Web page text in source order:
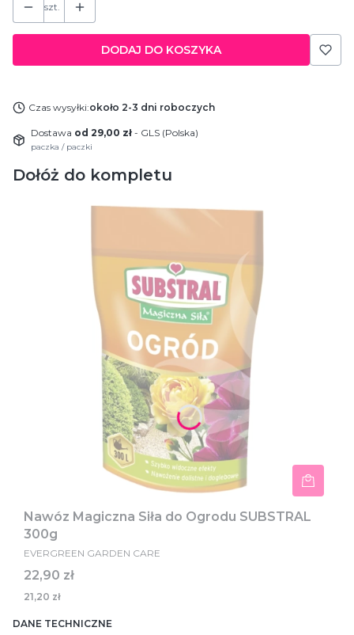
szt.
DODAJ DO KOSZYKA
Czas wysyłki:około 2-3 dni roboczych
Dostawa od 29,00 zł - GLS (Polska)
paczka / paczki
Dołóż do kompletu
Nawóz Magiczna Siła do Ogrodu SUBSTRAL
300g
EVERGREEN GARDEN CARE
Cena
22,90 zł
21,20 zł
DANE TECHNICZNE